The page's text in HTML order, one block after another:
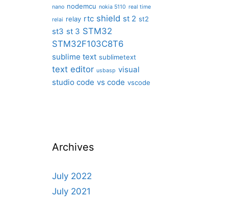
nano nodemcu nokia 5110 real time
relai relay rtc shield st 2 st2
st3 st 3 STM32
STM32F103C8T6
sublime text sublimetext
text editor usbasp visual
studio code vs code vscode
Archives
July 2022
July 2021